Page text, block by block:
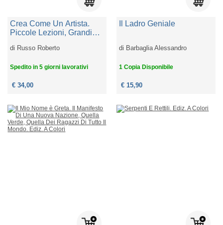
Crea Come Un Artista.
Piccole Lezioni, Grandi
di Russo Roberto
Spedito in 5 giorni lavorativi
€ 34,00
Il Ladro Geniale
di Barbaglia Alessandro
1 Copia Disponibile
€ 15,90